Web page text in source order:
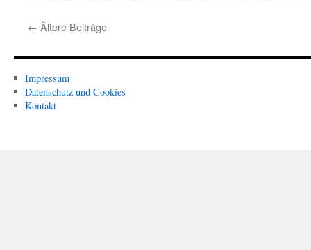
← Ältere Beiträge
Impressum
Datenschutz und Cookies
Kontakt